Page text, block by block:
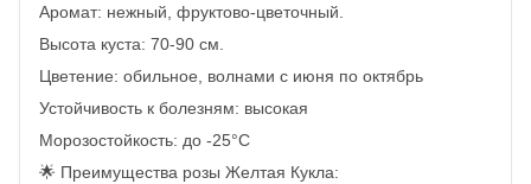
Аромат: нежный, фруктово-цветочный.
Высота куста: 70-90 см.
Цветение: обильное, волнами с июня по октябрь
Устойчивость к болезням: высокая
Морозостойкость: до -25°C
🌟 Преимущества розы Желтая Кукла: